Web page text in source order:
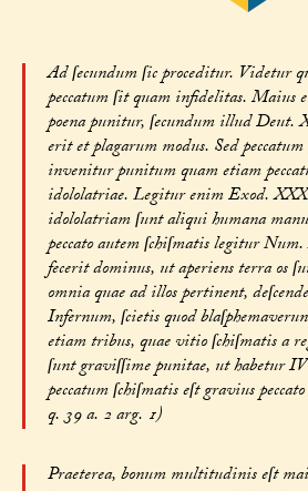
Ad ſecundum ſic proceditur. Videtur
peccatum ſit quam infidelitas. Maius
poena punitur, ſecundum illud Deut.
erit et plagarum modus. Sed
invenitur punitum quam etiam
idololatriae. Legitur enim Exod.
idololatriam ſunt aliqui humana
peccato autem ſchiſmatis legitur
fecerit dominus, ut aperiens terra os
omnia quae ad illos pertinent,
Infernum, ſcietis quod
etiam tribus, quae vitio ſchiſmatis a
ſunt graviſſime punitae, ut habetur
peccatum ſchiſmatis eſt gravius
q. 39 a. 2 arg. 1)
Praeterea, bonum multitudinis eſt